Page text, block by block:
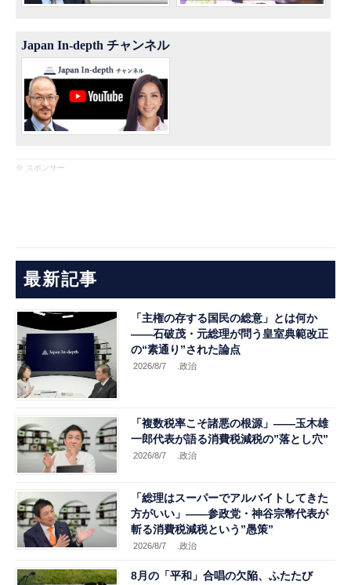
Japan In-depth チャンネル
※ スポンサー
最新記事
「主権の存する国民の総意」とは何か
――石破茂・元総理が問う皇室典範改正
の“素通り”された論点
2026/8/7 .政治
「複数税率こそ諸悪の根源」――玉木雄
一郎代表が語る消費税減税の”落とし穴”
2026/8/7 .政治
「総理はスーパーでアルバイトしてきた
方がいい」――参政党・神谷宗幣代表が
斬る消費税減税という”愚策”
2026/8/7 .政治
8月の「平和」合唱の欠陥、ふたたび